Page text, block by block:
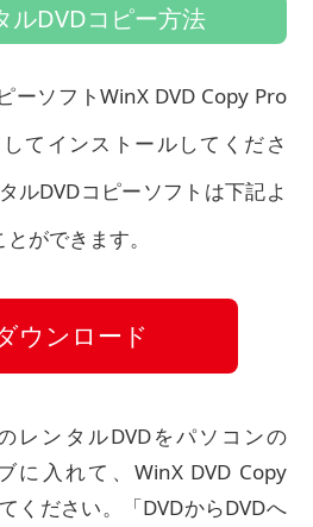
ルDVDコピー方法
ーソフトWinX DVD Copy Pro
してインストールしてくださ
ルDVDコピーソフトは下記よ
ができます。
ウンロード
レンタルDVDをパソコンの
に入れて、WinX DVD Copy
ください。「DVDからDVDへ